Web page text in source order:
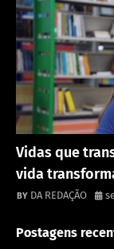
Vidas que
vida
DA REDAÇÃO
Postagens